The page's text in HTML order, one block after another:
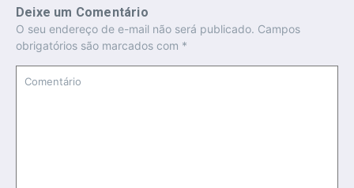
Deixe um Comentário
O seu endereço de e-mail não será publicado. Campos
obrigatórios são marcados com *